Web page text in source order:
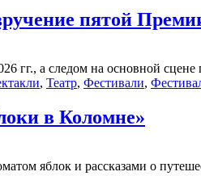
пятой
гг., а следом на основной сцене
, Театр, Фестивали,
в Коломне»
яблок и рассказами о